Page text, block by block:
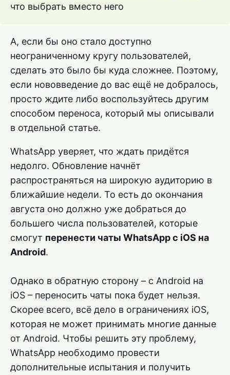
что выбрать вместо него
А, если бы оно стало доступно
неограниченному кругу пользователей,
сделать это было бы куда сложнее. Поэтому,
если нововведение до вас ещё не добралось,
просто ждите либо воспользуйтесь другим
способом переноса, который мы описывали
в отдельной статье.
WhatsApp уверяет, что ждать придётся
недолго. Обновление начнёт
распространяться на широкую аудиторию в
ближайшие недели. То есть до окончания
августа оно должно уже добраться до
большего числа пользователей, которые
смогут перенести чаты WhatsApp с iOS на
Android.
Однако в обратную сторону – с Android на
iOS – переносить чаты пока будет нельзя.
Скорее всего, всё дело в ограничениях iOS,
которая не может принимать многие данные
от Android. Чтобы решить эту проблему,
WhatsApp необходимо провести
дополнительные испытания и получить